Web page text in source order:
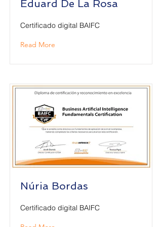
Eduard De La Rosa
Certificado digital BAIFC
Read More
Núria Bordas
Certificado digital BAIFC